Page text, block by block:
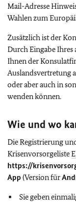
Mail-Adresse
Wahlen zum
Zusätzlich ist der
Durch Eingabe Ihres
Ihnen der
Auslandsvertretung
oder aber auch in
wenden können.
Wie und wo
Die Registrierung
Krisenvorsorgeliste
https://
App (Version für
Sie geben